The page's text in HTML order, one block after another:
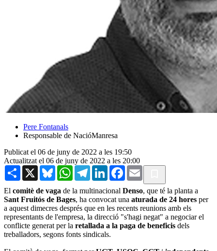
Pere Fontanals
Responsable de NacióManresa
Publicat el 06 de juny de 2022 a les 19:50
Actualitzat el 06 de juny de 2022 a les 20:00
Share X BlueskyWhatsAppTelegramLinkedInFacebook
Email
El comitè de vaga de la multinacional Denso, que té la planta a
Sant Fruitós de Bages, ha convocat una aturada de 24 hores per
a aquest dimecres després que en les recents reunions amb els
representants de l'empresa, la direcció "s'hagi negat" a negociar el
conflicte generat per la retallada a la paga de beneficis dels
treballadors, segons fonts sindicals.